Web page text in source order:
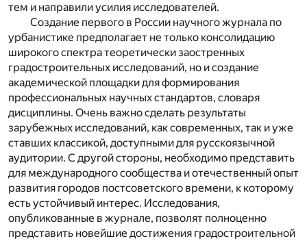
тем и направили усилия исследователей.
Создание первого в России научного журнала по
урбанистике предполагает не только консолидацию
широкого спектра теоретически заостренных
градостроительных исследований, но и создание
академической площадки для формирования
профессиональных научных стандартов, словаря
дисциплины. Очень важно сделать результаты
зарубежных исследований, как современных, так и уже
ставших классикой, доступными для русскоязычной
аудитории. С другой стороны, необходимо представить
для международного сообщества и отечественный опыт
развития городов постсоветского времени, к которому
есть устойчивый интерес. Исследования,
опубликованные в журнале, позволят полноценно
представить новейшие достижения градостроительной